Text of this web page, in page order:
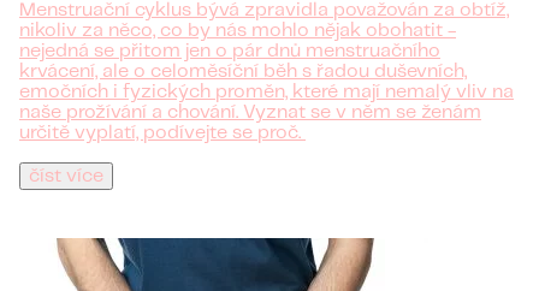
Menstruační cyklus bývá zpravidla považován za obtíž,
nikoliv za něco, co by nás mohlo nějak obohatit -
nejedná se přitom jen o pár dnů menstruačního
krvácení, ale o celoměsíční běh s řadou duševních,
emočních i fyzických proměn, které mají nemalý vliv na
naše prožívání a chování. Vyznat se v něm se ženám
určitě vyplatí, podívejte se proč.
číst více